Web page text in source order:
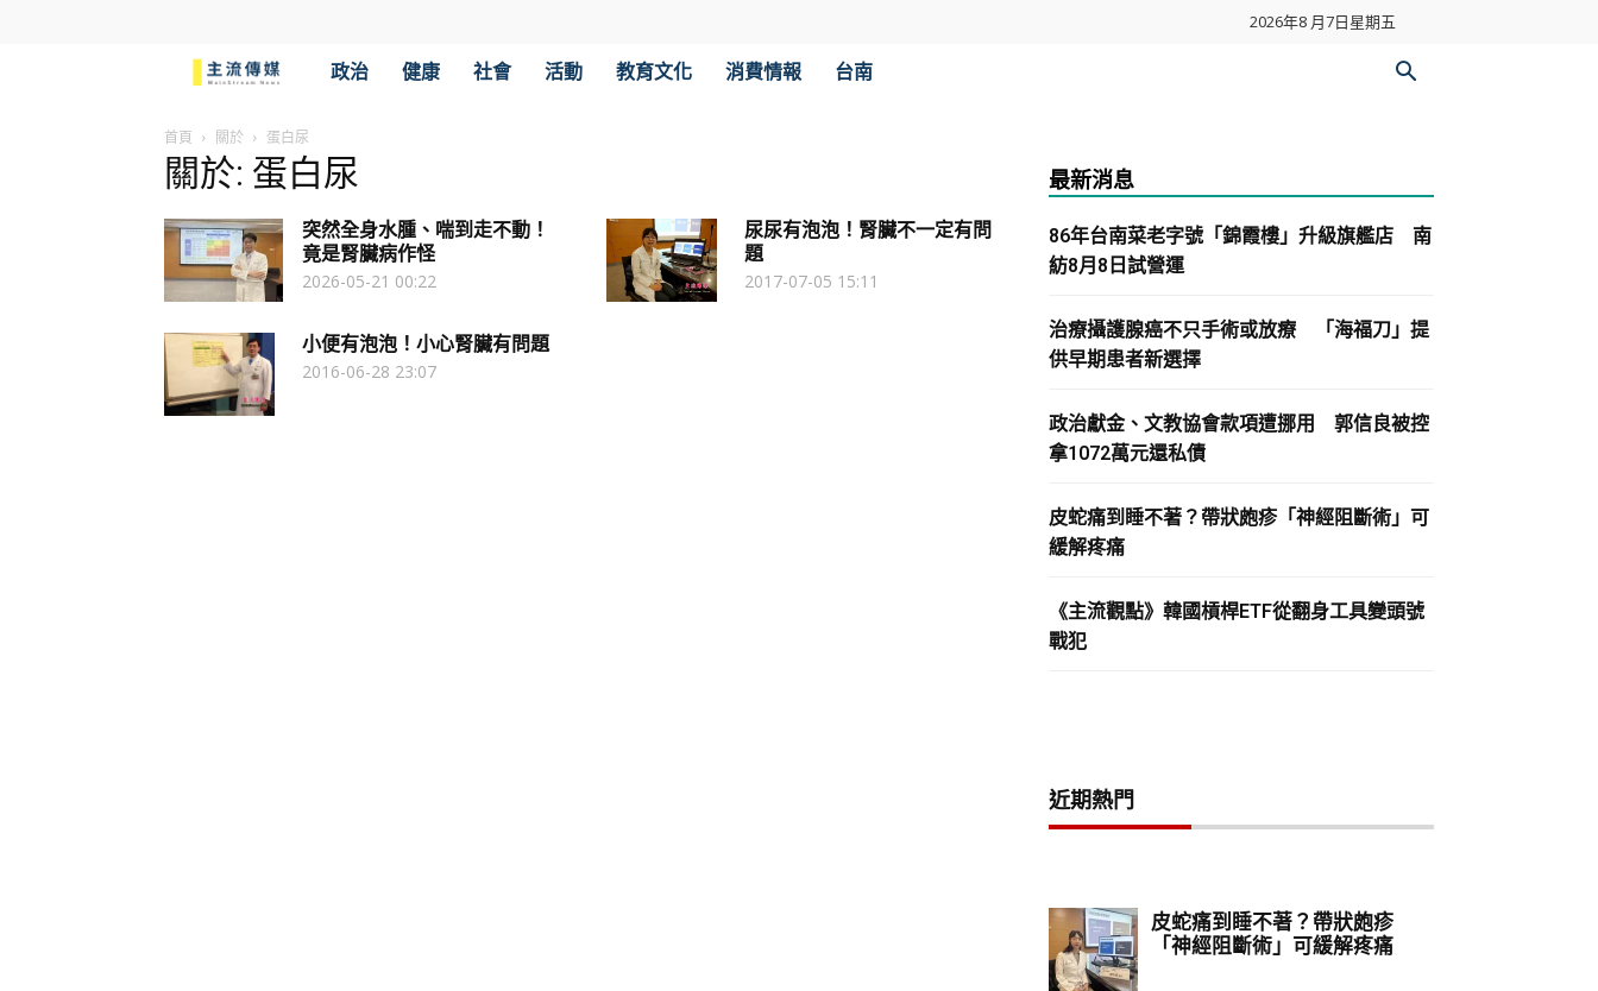
2026年8 月7日星期五
傳
媒
政治 健康 社會 活動 教育文化 消費情報 台南
首頁 關於 蛋白尿
關於: 蛋白尿
突然全身水腫、喘到走不動！
竟是腎臟病作怪
2026-05-21 00:22
尿尿有泡泡！腎臟不一定有問
題
2017-07-05 15:11
小便有泡泡！小心腎臟有問題
2016-06-28 23:07
最新消息
86年台南菜老字號「錦霞樓」升級旗艦店 南
紡8月8日試營運
治療攝護腺癌不只手術或放療 「海福刀」提
供早期患者新選擇
政治獻金、文教協會款項遭挪用 郭信良被控
拿1072萬元還私債
皮蛇痛到睡不著？帶狀皰疹「神經阻斷術」可
緩解疼痛
《主流觀點》韓國槓桿ETF從翻身工具變頭號
戰犯
近期熱門